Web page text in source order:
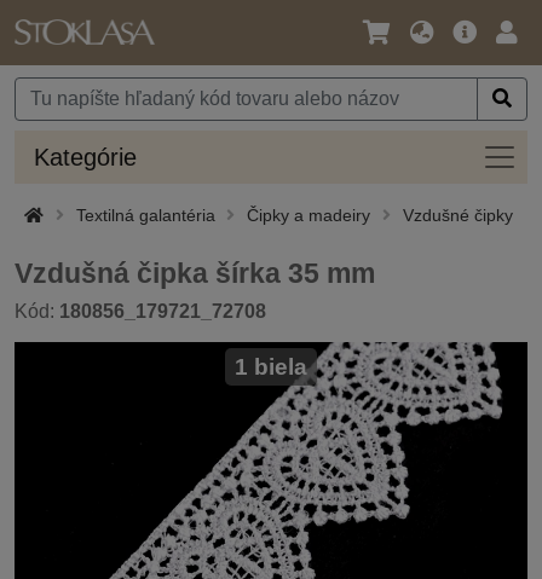
Jazyk
Mena
Hlavná
Kategórie
Textilná galantéria Čipky a madeiry Vzdušné čipky
Vzdušná čipka šírka 35 mm
Kód: 180856_179721_72708
1 biela